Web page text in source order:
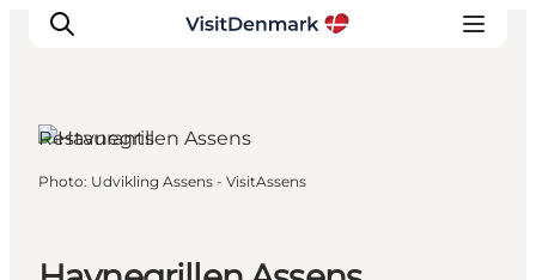
Quoi faire
Restaurants
Photo: Udvikling Assens - VisitAssens